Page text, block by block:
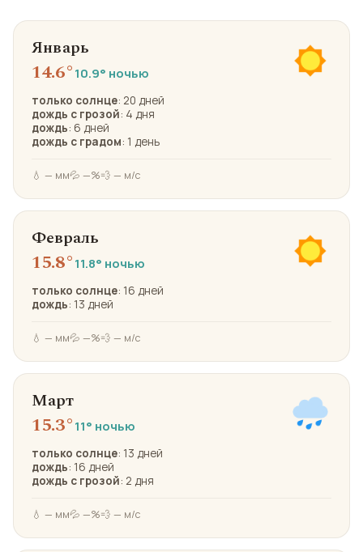
Январь
14.6°10.9° ночью
только солнце: 20 дней
дождь с грозой: 4 дня
дождь: 6 дней
дождь с градом: 1 день
💧 — мм💦 —%💨 — м/с
Февраль
15.8°11.8° ночью
только солнце: 16 дней
дождь: 13 дней
💧 — мм💦 —%💨 — м/с
Март
15.3°11° ночью
только солнце: 13 дней
дождь: 16 дней
дождь с грозой: 2 дня
💧 — мм💦 —%💨 — м/с